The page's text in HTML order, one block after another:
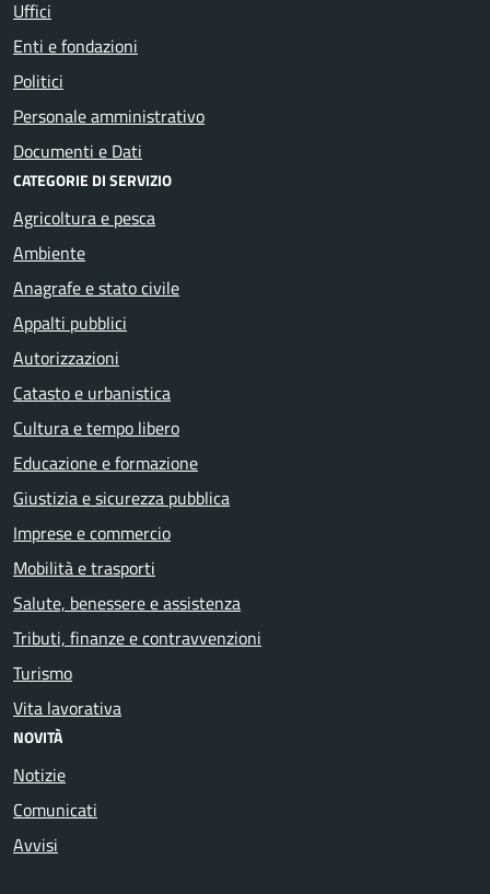
Uffici
Enti e fondazioni
Politici
Personale amministrativo
Documenti e Dati
CATEGORIE DI SERVIZIO
Agricoltura e pesca
Ambiente
Anagrafe e stato civile
Appalti pubblici
Autorizzazioni
Catasto e urbanistica
Cultura e tempo libero
Educazione e formazione
Giustizia e sicurezza pubblica
Imprese e commercio
Mobilità e trasporti
Salute, benessere e assistenza
Tributi, finanze e contravvenzioni
Turismo
Vita lavorativa
NOVITÀ
Notizie
Comunicati
Avvisi